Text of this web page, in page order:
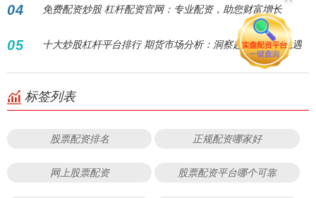
04 免费配资炒股 杠杆配资官网：专业配资，助您财富增长
05 十大炒股杠杆平台排行 期货市场分析：洞察趋势，把握机遇
标签列表
股票配资排名 正规配资哪家好
网上股票配资 股票配资平台哪个可靠